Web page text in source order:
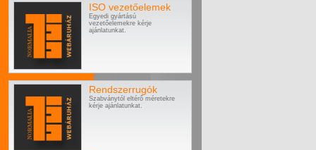
ISO vezetőelemek
Egyedi gyártású
vezetőelemekre kérje
ajánlatunkat.
Rendszerrugók
Szabványtól eltérő méretekre
kérje ajánlatunkat.